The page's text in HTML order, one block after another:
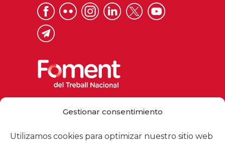
Gestionar consentimiento
Utilizamos cookies para optimizar nuestro sitio web
foment@foment.com